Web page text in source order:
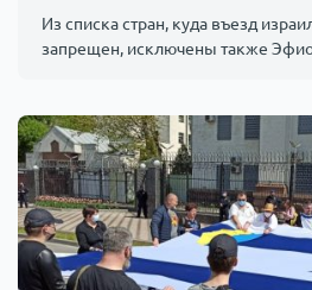
Армия
Из списка стран, куда въезд
запрещен, исключены также